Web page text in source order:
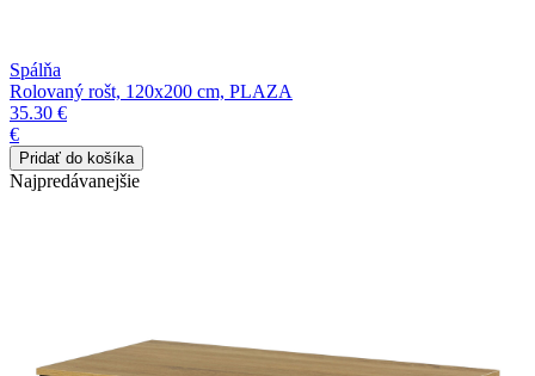
Spálňa
Rolovaný rošt, 120x200 cm, PLAZA
35.30 €
€
Najpredávanejšie